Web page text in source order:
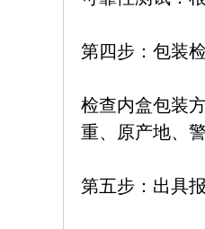
第四步：包装
检查内盒包装
重、原产地、
第五步：出具